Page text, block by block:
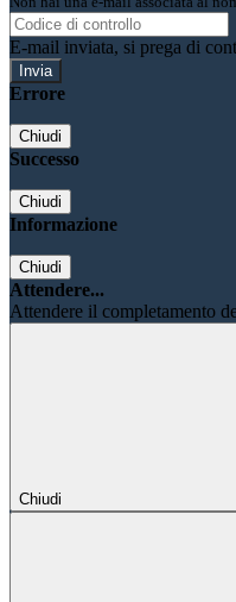
E-mail inviata, si prega di
Errore
Chiudi
Successo
Chiudi
Informazione
Chiudi
Attendere...
Attendere il completamento
Chiudi